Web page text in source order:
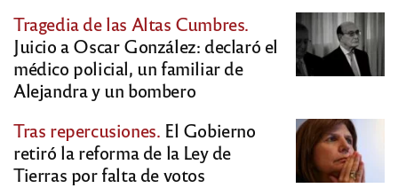
Tragedia de las Altas Cumbres.
Juicio a Oscar González: declaró el
médico policial, un familiar de
Alejandra y un bombero
Tras repercusiones. El Gobierno
retiró la reforma de la Ley de
Tierras por falta de votos